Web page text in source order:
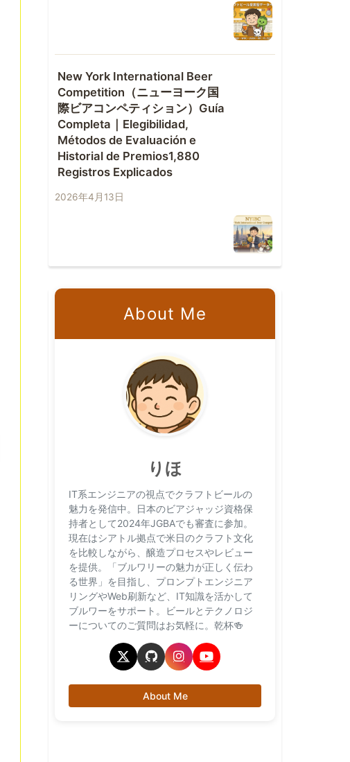
New York International Beer
Competition（ニューヨーク国
際ビアコンペティション）Guía
Completa｜Elegibilidad,
Métodos de Evaluación e
Historial de Premios1,880
Registros Explicados
2026年4月13日
About Me
りほ
IT系エンジニアの視点でクラフトビールの
魅力を発信中。日本のビアジャッジ資格保
持者として2024年JGBAでも審査に参加。
現在はシアトル拠点で米日のクラフト文化
を比較しながら、醸造プロセスやレビュー
を提供。「ブルワリーの魅力が正しく伝わ
る世界」を目指し、プロンプトエンジニア
リングやWeb刷新など、IT知識を活かして
ブルワーをサポート。ビールとテクノロジ
ーについてのご質問はお気軽に。乾杯🍻
About Me